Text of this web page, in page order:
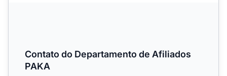
Contato do Departamento de Afiliados
PAKA